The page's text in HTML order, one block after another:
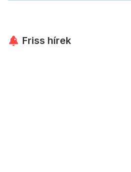
Friss hírek